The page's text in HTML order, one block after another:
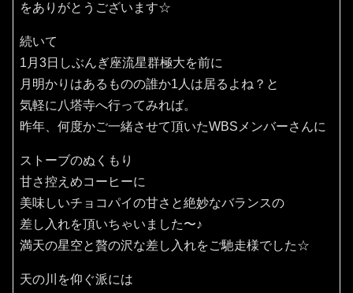
をありがとうございます☆
続いて
1月3日しぶんぎ座流星群極大を前に
月明かりはあるものの誰か1人は居るよね？と
気軽に八塔寺へ行ってみれば。
昨年、何度かご一緒させて頂いたWBSメンバーさんに
ストーブのぬくもり
甘さ控えめコーヒーに
美味しいチョコパイの甘さと絶妙なバランスの
差し入れを頂いちゃいました〜♪
満天の星空と贅の沢な差し入れをご馳走様でした☆
天の川を仰ぐ派には